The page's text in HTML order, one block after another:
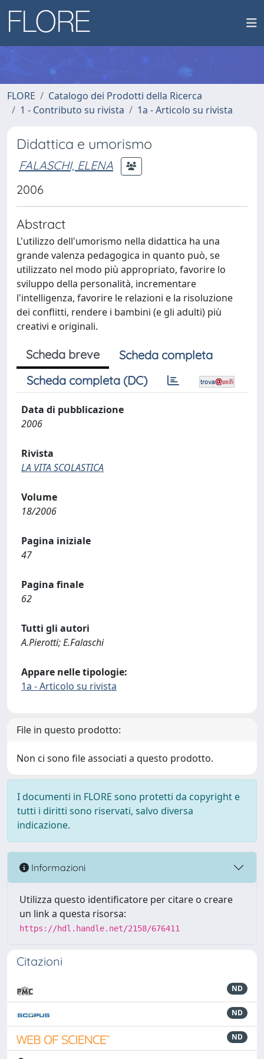
FLORE
Catalogo dei Prodotti della Ricerca
1 - Contributo su rivista
1a - Articolo su rivista
Didattica e umorismo
FALASCHI, ELENA
2006
Abstract
L'utilizzo dell'umorismo nella didattica ha una
grande valenza pedagogica in quanto può, se
utilizzato nel modo più appropriato, favorire lo
sviluppo della personalità, incrementare
l'intelligenza, favorire le relazioni e la risoluzione
dei conflitti, rendere i bambini (e gli adulti) più
creativi e originali.
Scheda breve
Scheda completa
Scheda completa (DC)
Data di pubblicazione
2006
Rivista
LA VITA SCOLASTICA
Volume
18/2006
Pagina iniziale
47
Pagina finale
62
Tutti gli autori
A.Pierotti; E.Falaschi
Appare nelle tipologie:
1a - Articolo su rivista
File in questo prodotto:
Non ci sono file associati a questo prodotto.
I documenti in FLORE sono protetti da copyright e
tutti i diritti sono riservati, salvo diversa
indicazione.
Informazioni
Utilizza questo identificatore per citare o creare
un link a questa risorsa:
https://hdl.handle.net/2158/676411
Citazioni
ND
ND
ND